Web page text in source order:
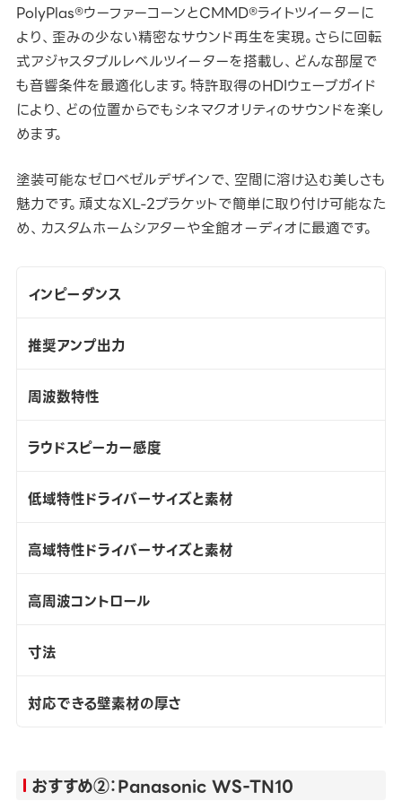
PolyPlas®ウーファーコーンとCMMD®ライトツイーターに
より、歪みの少ない精密なサウンド再生を実現。さらに回転
式アジャスタブルレベルツイーターを搭載し、どんな部屋で
も音響条件を最適化します。特許取得のHDIウェーブガイド
により、どの位置からでもシネマクオリティのサウンドを楽し
めます。
塗装可能なゼロベゼルデザインで、空間に溶け込む美しさも
魅力です。頑丈なXL-2ブラケットで簡単に取り付け可能なた
め、カスタムホームシアターや全館オーディオに最適です。
インピーダンス
推奨アンプ出力
周波数特性
ラウドスピーカー感度
低域特性ドライバーサイズと素材
高域特性ドライバーサイズと素材
高周波コントロール
寸法
対応できる壁素材の厚さ
おすすめ②：Panasonic WS-TN10